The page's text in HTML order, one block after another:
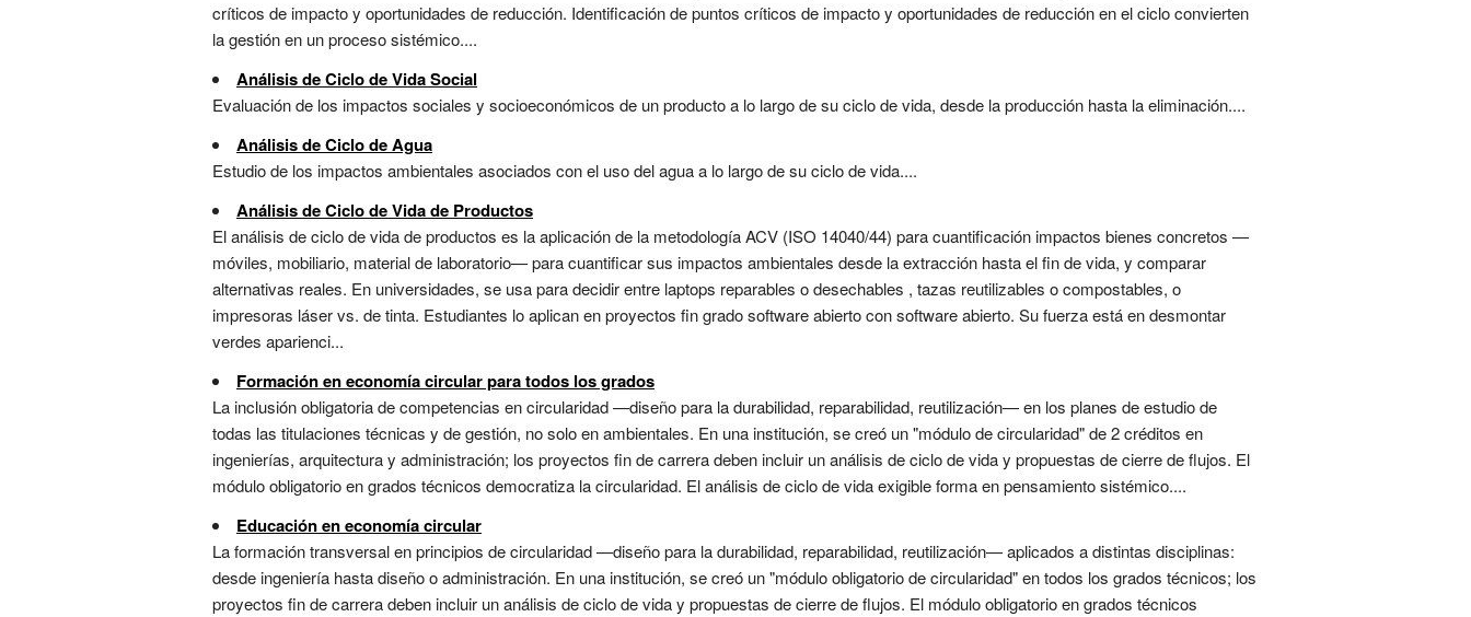
críticos de impacto y oportunidades de reducción. Identificación de puntos críticos de impacto y oportunidades de reducción en el ciclo convierten
la gestión en un proceso sistémico....
Análisis de Ciclo de Vida Social
Evaluación de los impactos sociales y socioeconómicos de un producto a lo largo de su ciclo de vida, desde la producción hasta la eliminación....
Análisis de Ciclo de Agua
Estudio de los impactos ambientales asociados con el uso del agua a lo largo de su ciclo de vida....
Análisis de Ciclo de Vida de Productos
El análisis de ciclo de vida de productos es la aplicación de la metodología ACV (ISO 14040/44) para cuantificación impactos bienes concretos —
móviles, mobiliario, material de laboratorio— para cuantificar sus impactos ambientales desde la extracción hasta el fin de vida, y comparar
alternativas reales. En universidades, se usa para decidir entre laptops reparables o desechables , tazas reutilizables o compostables, o
impresoras láser vs. de tinta. Estudiantes lo aplican en proyectos fin grado software abierto con software abierto. Su fuerza está en desmontar
verdes aparienci...
Formación en economía circular para todos los grados
La inclusión obligatoria de competencias en circularidad —diseño para la durabilidad, reparabilidad, reutilización— en los planes de estudio de
todas las titulaciones técnicas y de gestión, no solo en ambientales. En una institución, se creó un "módulo de circularidad" de 2 créditos en
ingenierías, arquitectura y administración; los proyectos fin de carrera deben incluir un análisis de ciclo de vida y propuestas de cierre de flujos. El
módulo obligatorio en grados técnicos democratiza la circularidad. El análisis de ciclo de vida exigible forma en pensamiento sistémico....
Educación en economía circular
La formación transversal en principios de circularidad —diseño para la durabilidad, reparabilidad, reutilización— aplicados a distintas disciplinas:
desde ingeniería hasta diseño o administración. En una institución, se creó un "módulo obligatorio de circularidad" en todos los grados técnicos; los
proyectos fin de carrera deben incluir un análisis de ciclo de vida y propuestas de cierre de flujos. El módulo obligatorio en grados técnicos